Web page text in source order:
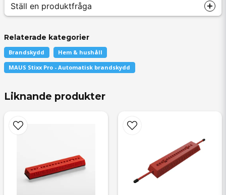
Ställ en produktfråga
question
Fråga oss något om denna produkten...
nameNamn
email
Relaterade kategorier
Brandskydd
Hem & hushåll
MAUS Stixx Pro - Automatisk brandskydd
Liknande produkter